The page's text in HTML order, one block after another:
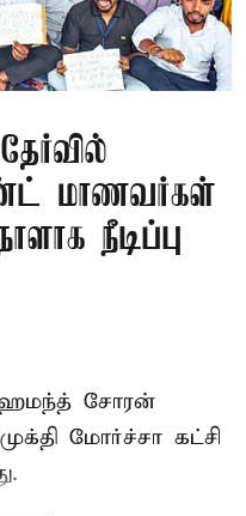
மாணவர்கள்
நீடிப்பு
சோரன்
மோர்ச்சா கட்சி